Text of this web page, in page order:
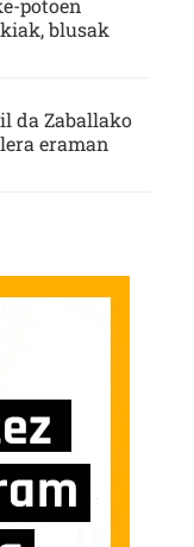
blusak
da Zaballako
eraman